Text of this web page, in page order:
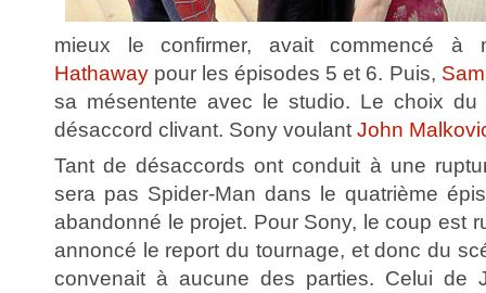
mieux le confirmer, avait commencé à
Hathaway pour les épisodes 5 et 6. Puis,
sa mésentente avec le studio. Le choix du
désaccord clivant. Sony voulant John
Tant de désaccords ont conduit à une
sera pas Spider-Man dans le quatrième
abandonné le projet. Pour Sony, le coup est
annoncé le report du tournage, et donc du
convenait à aucune des parties. Celui de